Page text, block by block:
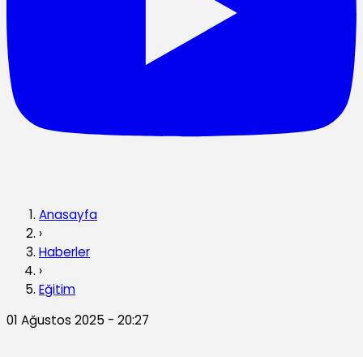
Anasayfa
›
Haberler
›
Eğitim
01 Ağustos 2025 - 20:27